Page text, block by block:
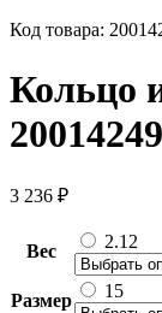
Код товара:
Кольцо
3 236 ₽
Вес 2.12
Размер
15